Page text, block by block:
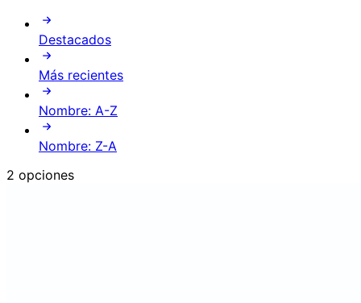
Destacados
Más recientes
Nombre: A-Z
Nombre: Z-A
2 opciones